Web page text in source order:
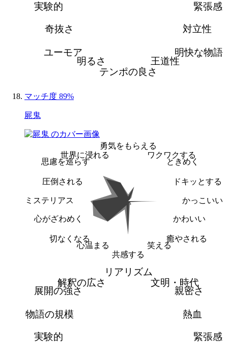
緊張感
対立性
明快な物語
王道性
テンポの良さ
明るさ
ユーモア
奇抜さ
実験的
マッチ度 89%
屍鬼
勇気をもらえる
ワクワクする
ときめく
ドキッとする
かっこいい
かわいい
癒やされる
笑える
共感する
心温まる
切なくなる
心がざわめく
ミステリアス
圧倒される
思慮を巡らす
世界に浸れる
リアリズム
文明・時代
親密さ
熱血
緊張感
実験的
物語の規模
展開の強さ
解釈の広さ